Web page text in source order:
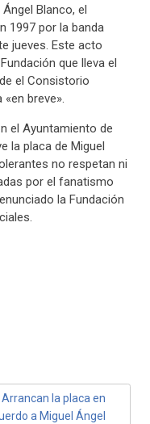
Blanco, el
1997 por la banda
jueves. Este acto
que lleva el
el Consistorio
breve».
el Ayuntamiento de
la placa de Miguel
no respetan ni
por el fanatismo
la Fundación
Arrancan la placa en
a Miguel Ángel